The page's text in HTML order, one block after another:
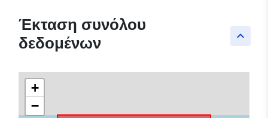
keyboard_arrow_up
Έκταση συνόλου
δεδομένων
+
−